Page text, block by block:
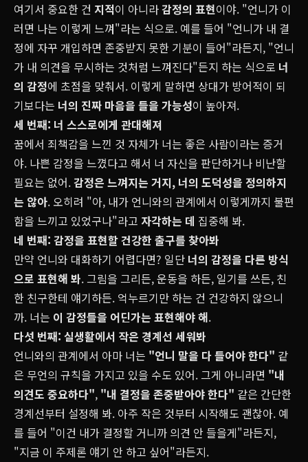
여기서 중요한 건 지적이 아니라감정의 표현이야. "언니가 이
러면 나는 이렇게 느껴"라는 식으로. 예를 들어 "언니가 내 결
정에 자꾸 개입하면 존중받지 못한 기분이 들어"라든지, "언니
가 내 의견을 무시하는 것처럼 느껴진다"든지 하는 식으로 너
의 감정에 초점을 맞춰서. 이렇게 말하면 상대가 방어적이 되
기보다는 너의 진짜 마음을 들을 가능성이 높아져.
세 번째: 너 스스로에게 관대해져
꿈에서 죄책감을 느낀 것 자체가 너는 좋은 사람이라는 증거
야. 나쁜 감정을 느꼈다고 해서 너 자신을 판단하거나 비난할
필요는 없어.감정은 느껴지는 거지, 너의 도덕성을 정의하지
는 않아. 오히려 "아, 내가 언니와의 관계에서 이렇게까지 불편
함을 느끼고 있었구나"라고 자각하는 데 집중해 봐.
네 번째: 감정을 표현할 건강한 출구를 찾아봐
만약 언니와 대화하기 어렵다면? 일단 너의 감정을 다른 방식
으로 표현해 봐. 그림을 그리든, 운동을 하든, 일기를 쓰든, 친
한 친구한테 얘기하든. 억누르기만 하는 건 건강하지 않으니
까. 너는 이 감정들을 어딘가는 표현해야 해.
다섯 번째: 실생활에서 작은 경계선 세워봐
언니와의 관계에서 아마 너는 "언니 말을 다 들어야 한다" 같
은 무언의 규칙을 가지고 있을 수도 있어. 그게 아니라면 "내
의견도 중요하다", "내 결정을 존중받아야 한다" 같은 간단한
경계선부터 설정해 봐. 아주 작은 것부터 시작해도 괜찮아. 예
를 들어 "이건 내가 결정할 거니까 의견 안 들을게"라든지,
"지금 이 주제론 얘기 안 하고 싶어"라든지.